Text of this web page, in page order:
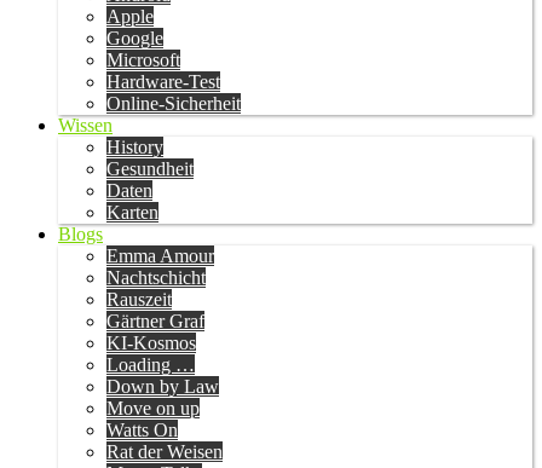
Apple
Google
Microsoft
Hardware-Test
Online-Sicherheit
Wissen
History
Gesundheit
Daten
Karten
Blogs
Emma Amour
Nachtschicht
Rauszeit
Gärtner Graf
KI-Kosmos
Loading …
Down by Law
Move on up
Watts On
Rat der Weisen